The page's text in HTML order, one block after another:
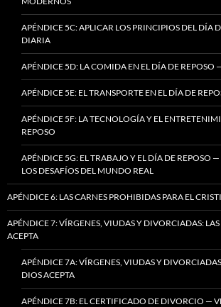
APÉNDICE 5C: APLICAR LOS PRINCIPIOS DEL DÍA
DIARIA
APÉNDICE 5D: LA COMIDA EN EL DÍA DE REPOSO
APÉNDICE 5E: EL TRANSPORTE EN EL DÍA DE
APÉNDICE 5F: LA TECNOLOGÍA Y EL
REPOSO
APÉNDICE 5G: EL TRABAJO Y EL DÍA DE REPOSO
LOS DESAFÍOS DEL MUNDO REAL
APÉNDICE 6: LAS CARNES PROHIBIDAS PARA EL
APÉNDICE 7: VÍRGENES, VIUDAS Y DIVORCIADAS:
ACEPTA
APÉNDICE 7A: VÍRGENES, VIUDAS Y
DIOS ACEPTA
APÉNDICE 7B: EL CERTIFICADO DE DIVORCIO —